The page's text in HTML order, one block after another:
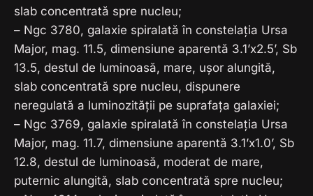
slab concentrată spre nucleu;
– Ngc 3780, galaxie spiralată în constelația Ursa
Major, mag. 11.5, dimensiune aparentă 3.1’x2.5’, Sb
13.5, destul de luminoasă, mare, ușor alungită,
slab concentrată spre nucleu, dispunere
neregulată a luminozității pe suprafața galaxiei;
– Ngc 3769, galaxie spiralată în constelația Ursa
Major, mag. 11.7, dimensiune aparentă 3.1’x1.0’, Sb
12.8, destul de luminoasă, moderat de mare,
puternic alungită, slab concentrată spre nucleu;